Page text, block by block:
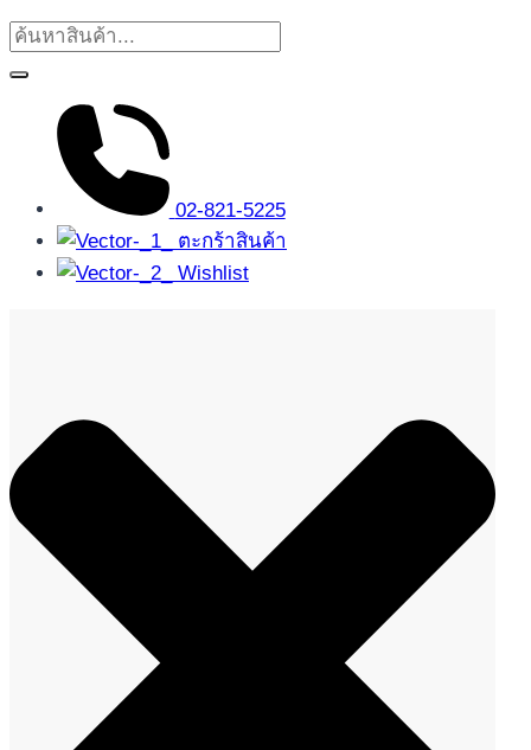
02-821-5225
ตะกร้าสินค้า
Wishlist